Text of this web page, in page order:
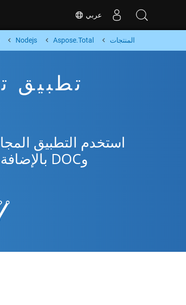
عربي
المنتجات Aspose.Total
Nodejs
وDOC بالإضافة إلى العديد من التنسيقات الشائعة من Microsoft